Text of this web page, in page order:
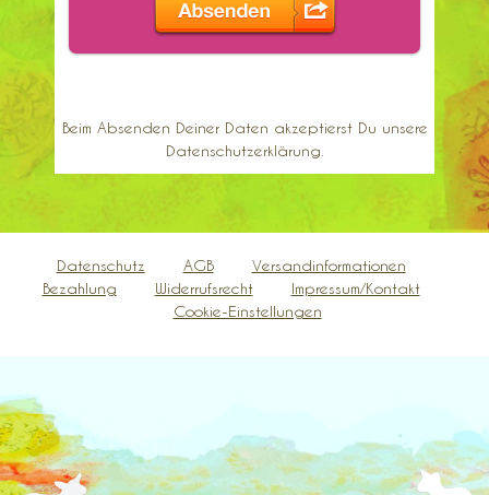
Beim Absenden Deiner Daten akzeptierst Du unsere
Datenschutzerklärung.
Datenschutz AGB
Versandinformationen
Bezahlung
Widerrufsrecht
Impressum/Kontakt
Cookie-Einstellungen